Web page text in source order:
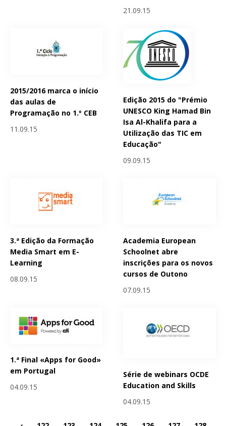
21.09.15
2015/2016 marca o início
das aulas de
Programação no 1.º CEB
11.09.15
Edição 2015 do "Prémio
UNESCO King Hamad Bin
Isa Al-Khalifa para a
Utilização das TIC em
Educação"
09.09.15
3.ª Edição da Formação
Media Smart em E-
Learning
08.09.15
Academia European
Schoolnet abre
inscrições para os novos
cursos de Outono
07.09.15
1.ª Final «Apps for Good»
em Portugal
04.09.15
Série de webinars OCDE
Education and Skills
04.09.15